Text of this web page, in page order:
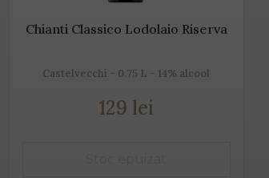
Chianti Classico Lodolaio Riserva
Castelvecchi - 0.75 L - 14% alcool
129 lei